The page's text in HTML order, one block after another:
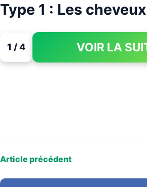
Type 1 : Les
1 / 4 VOIR LA
Article précédent